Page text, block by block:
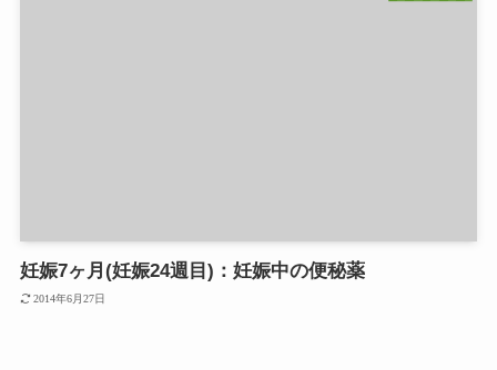
妊娠7ヶ月(妊娠24週目)：妊娠中の便秘薬
2014年6月27日